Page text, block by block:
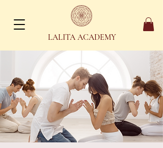
LALITA ACADEMY